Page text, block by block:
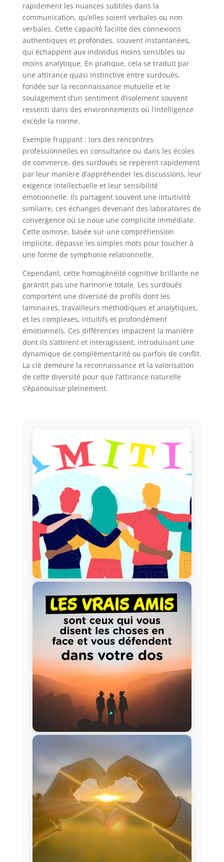
rapidement les nuances subtiles dans la
communication, qu’elles soient verbales ou non
verbales. Cette capacité facilite des connexions
authentiques et profondes, souvent instantanées,
qui échappent aux individus moins sensibles ou
moins analytique. En pratique, cela se traduit par
une attirance quasi instinctive entre surdoués,
fondée sur la reconnaissance mutuelle et le
soulagement d’un sentiment d’isolement souvent
ressenti dans des environnements où l’intelligence
excède la norme.
Exemple frappant : lors des rencontres
professionnelles en consultance ou dans les écoles
de commerce, des surdoués se repèrent rapidement
par leur manière d’appréhender les discussions, leur
exigence intellectuelle et leur sensibilité
émotionnelle. Ils partagent souvent une intuitivité
similaire, ces échanges devenant des laboratoires de
convergence où se noue une complicité immédiate.
Cette osmose, basée sur une compréhension
implicite, dépasse les simples mots pour toucher à
une forme de symphonie relationnelle.
Cependant, cette homogénéité cognitive brillante ne
garantit pas une harmonie totale. Les surdoués
comportent une diversité de profils dont les
laminaires, travailleurs méthodiques et analytiques,
et les complexes, intuitifs et profondément
émotionnels. Ces différences impactent la manière
dont ils s’attirent et interagissent, introduisant une
dynamique de complémentarité ou parfois de conflit.
La clé demeure la reconnaissance et la valorisation
de cette diversité pour que l’attirance naturelle
s’épanouisse pleinement.